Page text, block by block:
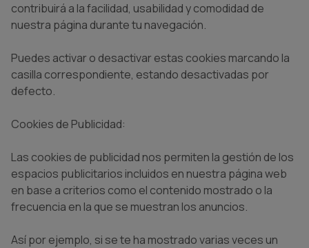
contribuirá a la facilidad, usabilidad y comodidad de
nuestra página durante tu navegación.
Puedes activar o desactivar estas cookies marcando la
casilla correspondiente, estando desactivadas por
defecto.
Cookies de Publicidad:
Las cookies de publicidad nos permiten la gestión de los
espacios publicitarios incluidos en nuestra página web
en base a criterios como el contenido mostrado o la
frecuencia en la que se muestran los anuncios.
Así por ejemplo, si se te ha mostrado varias veces un